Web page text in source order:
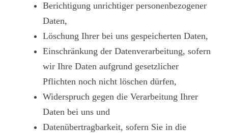
Berichtigung unrichtiger personenbezogener
Daten,
Löschung Ihrer bei uns gespeicherten Daten,
Einschränkung der Datenverarbeitung, sofern
wir Ihre Daten aufgrund gesetzlicher
Pflichten noch nicht löschen dürfen,
Widerspruch gegen die Verarbeitung Ihrer
Daten bei uns und
Datenübertragbarkeit, sofern Sie in die